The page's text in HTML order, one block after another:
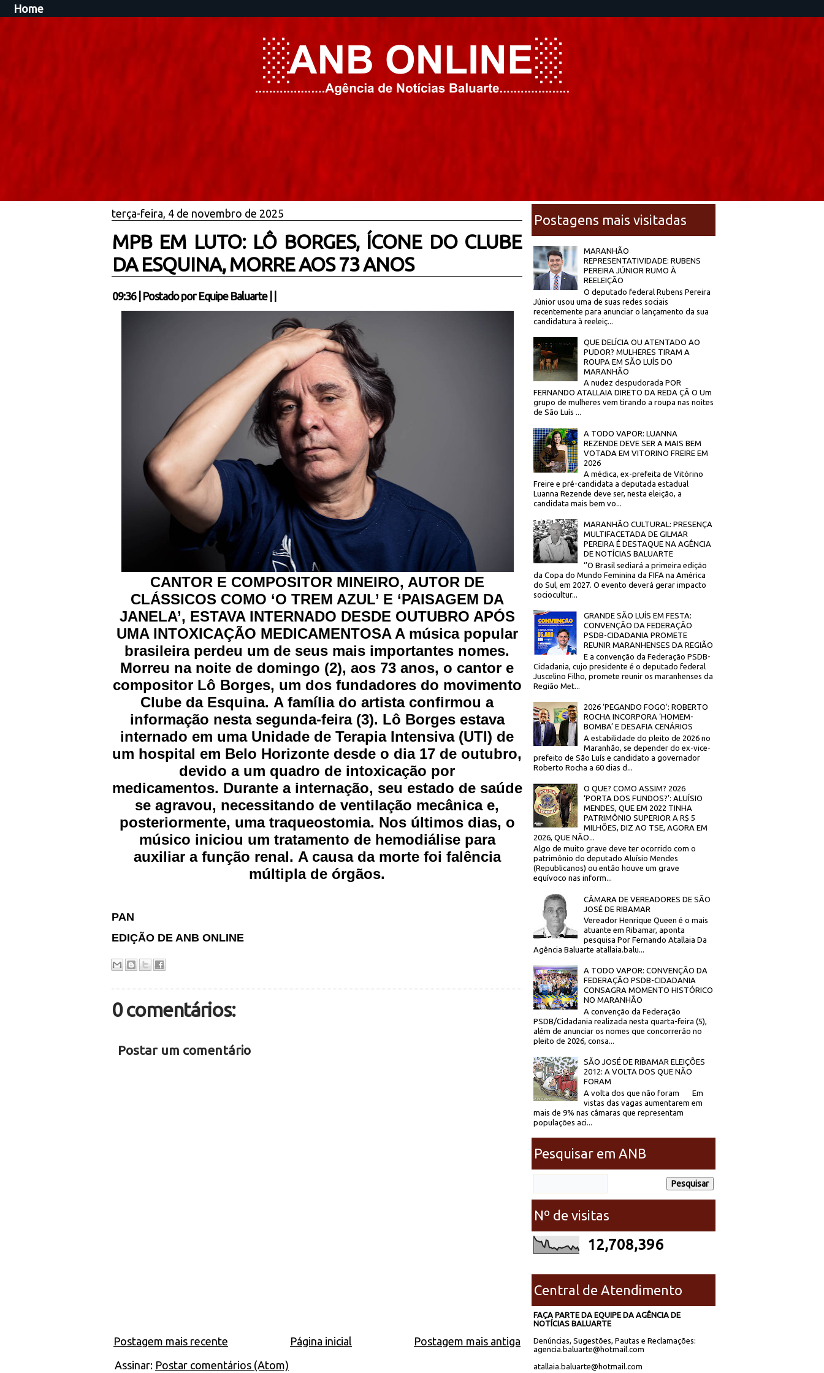
Home
terça-feira, 4 de novembro de 2025
MPB EM LUTO: LÔ BORGES, ÍCONE DO CLUBE
DA ESQUINA, MORRE AOS 73 ANOS
09:36| Postado por Equipe Baluarte
CANTOR E COMPOSITOR MINEIRO, AUTOR DE
CLÁSSICOS COMO ‘O TREM AZUL’ E ‘PAISAGEM DA
JANELA’, ESTAVA INTERNADO DESDE OUTUBRO APÓS
UMA INTOXICAÇÃO MEDICAMENTOSA A música popular
brasileira perdeu um de seus mais importantes nomes.
Morreu na noite de domingo (2), aos 73 anos, o cantor e
compositor Lô Borges, um dos fundadores do movimento
Clube da Esquina. A família do artista confirmou a
informação nesta segunda-feira (3). Lô Borges estava
internado em uma Unidade de Terapia Intensiva (UTI) de
um hospital em Belo Horizonte desde o dia 17 de outubro,
devido a um quadro de intoxicação por
medicamentos. Durante a internação, seu estado de saúde
se agravou, necessitando de ventilação mecânica e,
posteriormente, uma traqueostomia. Nos últimos dias, o
músico iniciou um tratamento de hemodiálise para
auxiliar a função renal. A causa da morte foi falência
múltipla de órgãos.
PAN
EDIÇÃO DE ANB ONLINE
0 comentários:
Postar um comentário
Postagem mais recente Postagem mais antiga
Página inicial
Assinar: Postar comentários (Atom)
Postagens mais visitadas
MARANHÃO
REPRESENTATIVIDADE: RUBENS
PEREIRA JÚNIOR RUMO À
REELEIÇÃO
O deputado federal Rubens Pereira
Júnior usou uma de suas redes sociais
recentemente para anunciar o lançamento da sua
candidatura à reeleiç...
QUE DELÍCIA OU ATENTADO AO
PUDOR? MULHERES TIRAM A
ROUPA EM SÃO LUÍS DO
MARANHÃO
A nudez despudorada POR
FERNANDO ATALLAIA DIRETO DA REDA ÇÃ O Um
grupo de mulheres vem tirando a roupa nas noites
de São Luís ...
A TODO VAPOR: LUANNA
REZENDE DEVE SER A MAIS BEM
VOTADA EM VITORINO FREIRE EM
2026
A médica, ex-prefeita de Vitórino
Freire e pré-candidata a deputada estadual
Luanna Rezende deve ser, nesta eleição, a
candidata mais bem vo...
MARANHÃO CULTURAL: PRESENÇA
MULTIFACETADA DE GILMAR
PEREIRA É DESTAQUE NA AGÊNCIA
DE NOTÍCIAS BALUARTE
‘’O Brasil sediará a primeira edição
da Copa do Mundo Feminina da FIFA na América
do Sul, em 2027. O evento deverá gerar impacto
sociocultur...
GRANDE SÃO LUÍS EM FESTA:
CONVENÇÃO DA FEDERAÇÃO
PSDB-CIDADANIA PROMETE
REUNIR MARANHENSES DA REGIÃO
E a convenção da Federação PSDB-
Cidadania, cujo presidente é o deputado federal
Juscelino Filho, promete reunir os maranhenses da
Região Met...
2026 ‘PEGANDO FOGO’: ROBERTO
ROCHA INCORPORA ‘HOMEM-
BOMBA’ E DESAFIA CENÁRIOS
A estabilidade do pleito de 2026 no
Maranhão, se depender do ex-vice-
prefeito de São Luís e candidato a governador
Roberto Rocha a 60 dias d...
O QUE? COMO ASSIM? 2026
‘PORTA DOS FUNDOS?’: ALUÍSIO
MENDES, QUE EM 2022 TINHA
PATRIMÔNIO SUPERIOR A R$ 5
MILHÕES, DIZ AO TSE, AGORA EM
2026, QUE NÃO...
Algo de muito grave deve ter ocorrido com o
patrimônio do deputado Aluísio Mendes
(Republicanos) ou então houve um grave
equívoco nas inform...
CÂMARA DE VEREADORES DE SÃO
JOSÉ DE RIBAMAR
Vereador Henrique Queen é o mais
atuante em Ribamar, aponta
pesquisa Por Fernando Atallaia Da
Agência Baluarte atallaia.balu...
A TODO VAPOR: CONVENÇÃO DA
FEDERAÇÃO PSDB-CIDADANIA
CONSAGRA MOMENTO HISTÓRICO
NO MARANHÃO
A convenção da Federação
PSDB/Cidadania realizada nesta quarta-feira (5),
além de anunciar os nomes que concorrerão no
pleito de 2026, consa...
SÃO JOSÉ DE RIBAMAR ELEIÇÕES
2012: A VOLTA DOS QUE NÃO
FORAM
A volta dos que não foram Em
vistas das vagas aumentarem em
mais de 9% nas câmaras que representam
populações aci...
Pesquisar em ANB
Nº de visitas
12,708,396
Central de Atendimento
FAÇA PARTE DA EQUIPE DA AGÊNCIA DE
NOTÍCIAS BALUARTE
Denúncias, Sugestões, Pautas e Reclamações:
agencia.baluarte@hotmail.com
atallaia.baluarte@hotmail.com